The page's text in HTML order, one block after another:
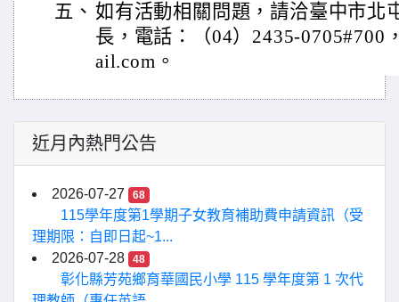
五、 如有活動相關問題，請洽臺中市北
長，電話：（04）2435-0705#700
ail.com。
近月內熱門公告
2026-07-27 68
115學年度第1學期子女教育補助費申請資訊（受
理期限：自即日起~1...
2026-07-28
48
彰化縣芳苑鄉育華國民小學 115 學年度第 1 次代